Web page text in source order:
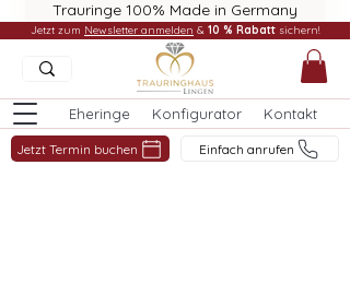
Trauringe 100% Made in Germany
Eheringe Konfigurator Kontakt
Jetzt Termin buchen Einfach anrufen
Jetzt zum Newsletter anmelden & 10 % Rabatt sichern!